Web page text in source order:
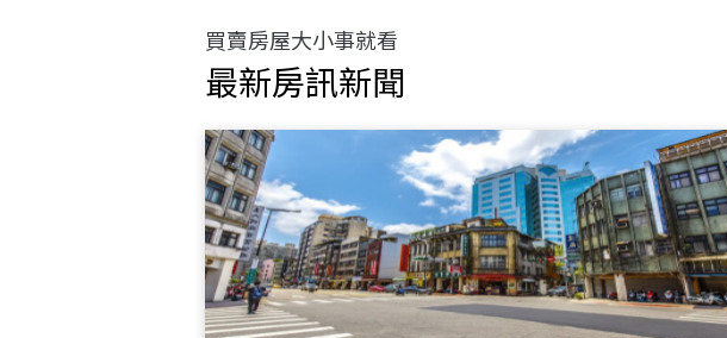
買賣房屋大小事就看
最新房訊新聞